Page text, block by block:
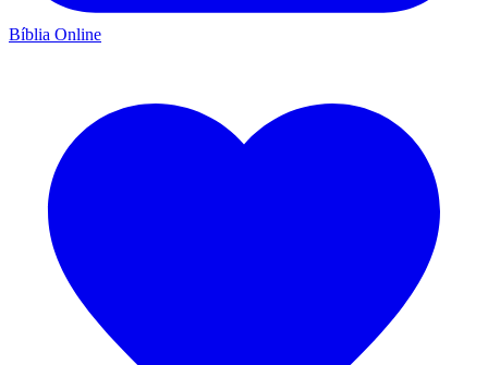
Bíblia Online